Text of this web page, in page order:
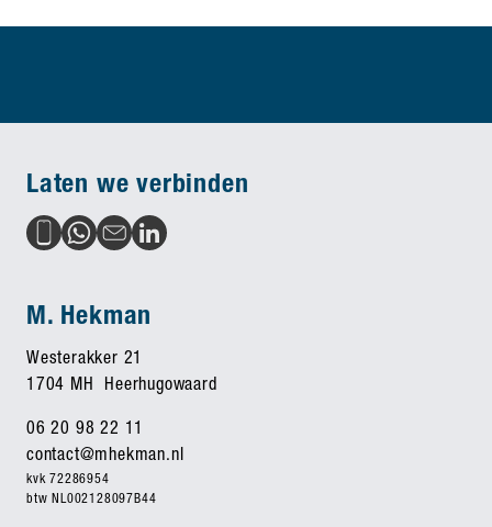
Laten we verbinden
M. Hekman
Westerakker 21
1704 MH Heerhugowaard
06 20 98 22 11
contact@mhekman.nl
kvk 72286954
btw NL002128097B44